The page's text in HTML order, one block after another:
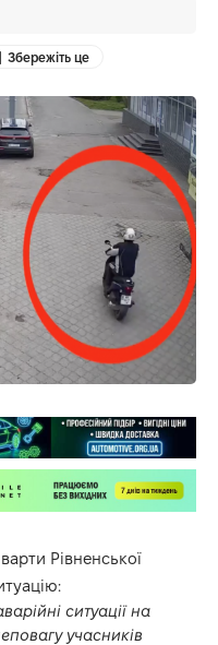
Рівненської
ситуації на
учасників